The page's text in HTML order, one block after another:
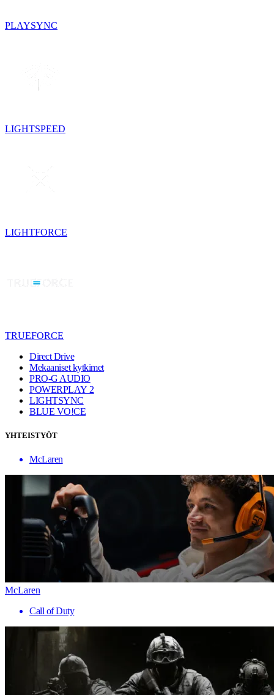
PLAYSYNC
LIGHTSPEED
LIGHTFORCE
TRUEFORCE
Direct Drive
Mekaaniset kytkimet
PRO-G AUDIO
POWERPLAY 2
LIGHTSYNC
BLUE VO!CE
YHTEISTYÖT
McLaren
McLaren
Call of Duty